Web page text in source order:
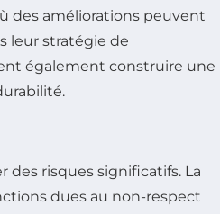
des améliorations peuvent
leur stratégie de
également construire une
des risques significatifs. La
dues au non-respect